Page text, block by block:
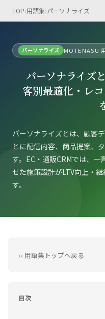
TOP›用語集›パーソナライズ
パーソナライズ MOTENASU
パーソナライズ
客別最適化・レ
パーソナライズとは、顧客
とに配信内容、商品提案、
す。EC・通販CRMでは、一
せた施策設計がLTV向上・
す。
‹ 用語集トップへ戻る
目次